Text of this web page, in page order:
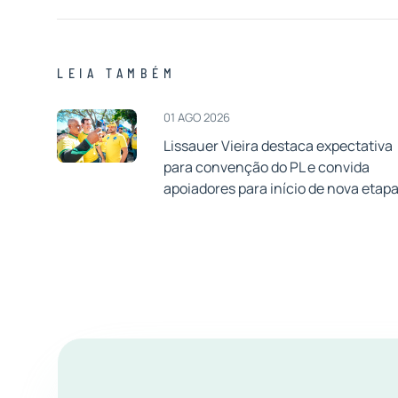
LEIA TAMBÉM
01 AGO 2026
Lissauer Vieira destaca expectativa
para convenção do PL e convida
apoiadores para início de nova